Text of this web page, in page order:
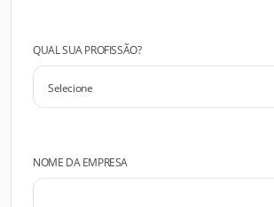
QUAL SUA PROFISSÃO?
NOME DA EMPRESA